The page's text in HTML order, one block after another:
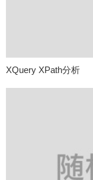
XQuery XPath分析